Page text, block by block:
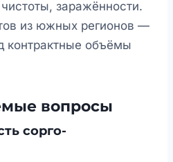
заражённости.
из южных регионов —
контрактные объёмы
вопросы
сорго-